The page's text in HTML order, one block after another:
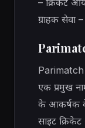
– क्रिकेट
ग्राहक सेवा
Parimatch
एक प्रमुख
के आकर्षक
साइट